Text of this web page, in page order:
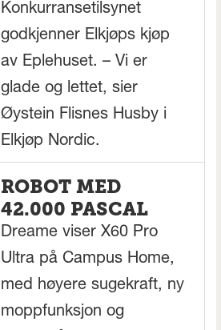
Konkurransetilsynet
godkjenner Elkjøps kjøp
av Eplehuset. – Vi er
glade og lettet, sier
Øystein Flisnes Husby i
Elkjøp Nordic.
ROBOT MED
42.000 PASCAL
Dreame viser X60 Pro
Ultra på Campus Home,
med høyere sugekraft, ny
moppfunksjon og